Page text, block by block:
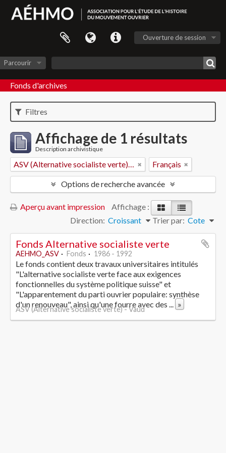
Ouverture de session
Parcourir
Fonds d'archives
Filtres
Affichage de 1 résultats
Description archivistique
ASV (Alternative socialiste verte) - Vaud Français
Options de recherche avancée
Aperçu avant impression
Affichage :
Trier par: Cote
Direction: Croissant
Fonds Alternative socialiste verte
AEHMO_ASV Fonds 1986 - 1992
Le fonds contient deux travaux universitaires intitulés
"L'alternative socialiste verte face aux exigences
fonctionnelles du système politique suisse" et
"L'apparentement du parti ouvrier populaire: synthèse
d'un renouveau", ainsi qu'une fourre avec des ... »
ASV (Alternative socialiste verte) - Vaud